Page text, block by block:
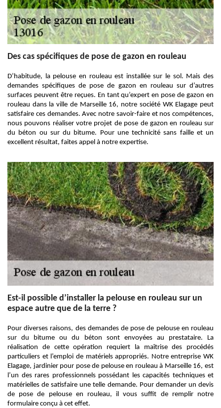
Des cas spécifiques de pose de gazon en rouleau
D’habitude, la pelouse en rouleau est installée sur le sol. Mais des
demandes spécifiques de pose de gazon en rouleau sur d’autres
surfaces peuvent être reçues. En tant qu’expert en pose de gazon en
rouleau dans la ville de Marseille 16, notre société WK Elagage peut
satisfaire ces demandes. Avec notre savoir-faire et nos compétences,
nous pouvons réaliser votre projet de pose de gazon en rouleau sur
du béton ou sur du bitume. Pour une technicité sans faille et un
excellent résultat, faites appel à notre expertise.
Est-il possible d’installer la pelouse en rouleau sur un
espace autre que de la terre ?
Pour diverses raisons, des demandes de pose de pelouse en rouleau
sur du bitume ou du béton sont envoyées au prestataire. La
réalisation de cette opération requiert la maîtrise des procédés
particuliers et l’emploi de matériels appropriés. Notre entreprise WK
Elagage, jardinier pour pose de pelouse en rouleau à Marseille 16, est
l’un des rares professionnels possédant les capacités techniques et
matérielles de satisfaire une telle demande. Pour demander un devis
de pose de pelouse en rouleau, il vous suffit de remplir notre
formulaire conçu à cet effet.